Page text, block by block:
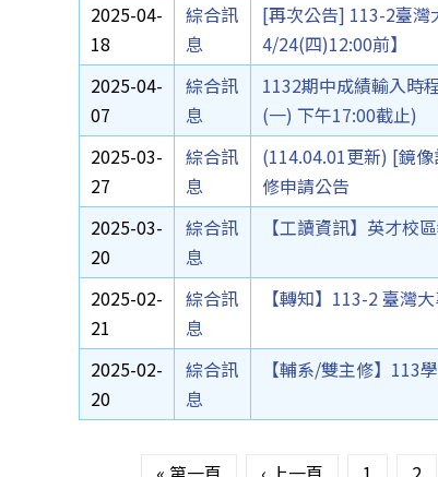
2025-04-
18
綜合訊
息
[再次公告] 113-2臺灣
4/24(四)12:00前】
2025-04-
07
綜合訊
息
1132期中成績輸入時
(一) 下午17:00截止)
2025-03-
27
綜合訊
息
(114.04.01更新) [鏡
修申請公告
2025-03-
20
綜合訊
息
【工讀資訊】英才校
2025-02-
21
綜合訊
息
【轉知】113-2 臺灣
2025-02-
20
綜合訊
息
【輔系/雙主修】113